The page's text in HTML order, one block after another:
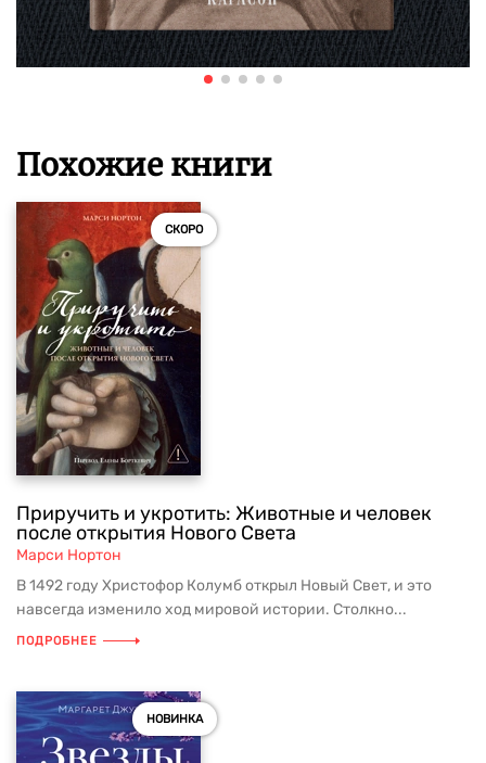
Похожие книги
СКОРО
Приручить и укротить: Животные и человек
после открытия Нового Света
Марси Нортон
В 1492 году Христофор Колумб открыл Новый Свет, и это
навсегда изменило ход мировой истории. Столкно...
ПОДРОБНЕЕ
НОВИНКА